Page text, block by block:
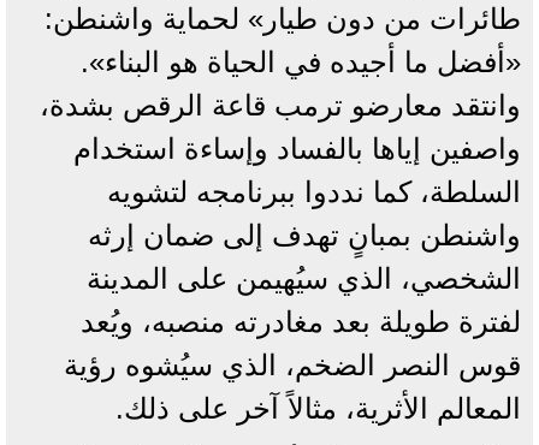
طائرات من دون طيار» لحماية واشنطن:
«أفضل ما أجيده في الحياة هو البناء».
وانتقد معارضو ترمب قاعة الرقص بشدة،
واصفين إياها بالفساد وإساءة استخدام
السلطة، كما نددوا ببرنامجه لتشويه
واشنطن بمبانٍ تهدف إلى ضمان إرثه
الشخصي، الذي سيُهيمن على المدينة
لفترة طويلة بعد مغادرته منصبه، ويُعد
قوس النصر الضخم، الذي سيُشوه رؤية
المعالم الأثرية، مثالاً آخر على ذلك.